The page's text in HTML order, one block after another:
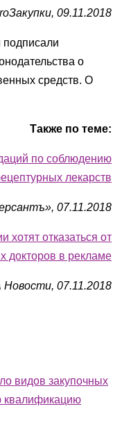
09.11.2018
подписали
о
средств. О
Также по теме:
по соблюдению
лекарств
07.11.2018
хотят отказаться от
докторов в рекламе
07.11.2018
видов закупочных
квалификацию